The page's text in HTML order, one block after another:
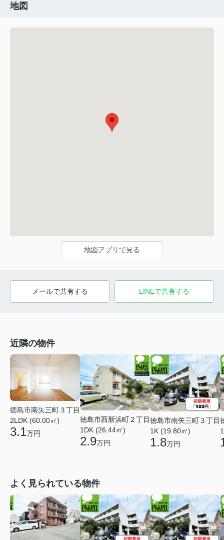
地図
地図アプリで見る
メールで共有する LINEで共有する
近隣の物件
徳島市南矢三町３丁目
2LDK (60.00㎡)
3.1万円
徳島市西新浜町２丁目
1DK (26.44㎡)
2.9万円
徳島市南矢三町３丁目
1K (19.80㎡)
1.8万円
よく見られている物件